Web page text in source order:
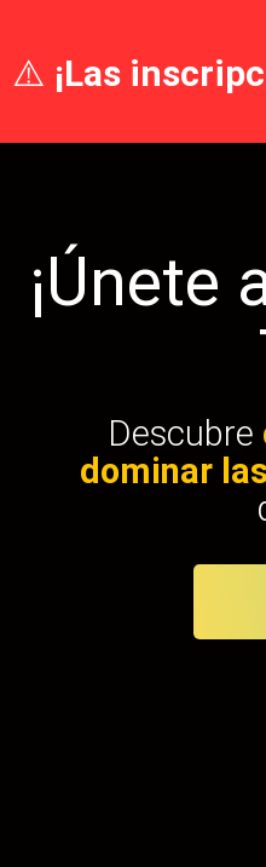
⚠️ ¡Las
¡Únete
Descubre
dominar